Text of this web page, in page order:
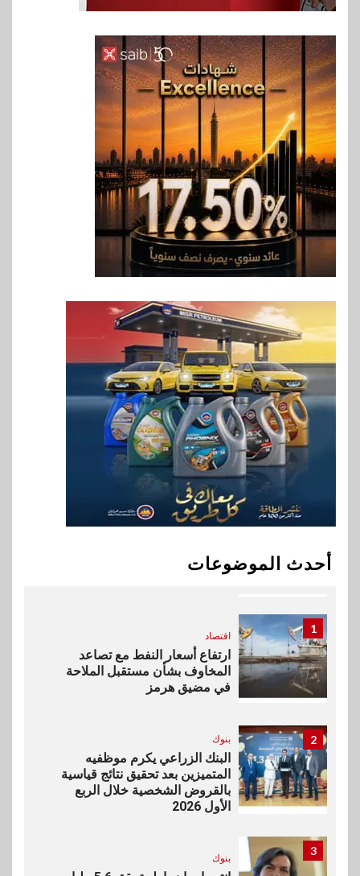
أحدث الموضوعات
6
بنوك
بنك QNB مصر يعزز جاهزية
المشروعات الصغيرة والمتوسطة
للنمو والتوسع
7 اخبار
فيكسد مصر و”حلول” تتشاركان
في تطوير أول منصة للسياحة
الصحية في مصر والشرق الأوسط
وأفريقيا Tour4Cure
8
سوق وصلة
هواوي: هاتف nova 15
Max بطارية ضخمة وتصميم متين
جهازًا مثاليًا للشباب
9 اقتصاد
إي اف چي فاينانس تستعرض
خطط نمو «بلد» لتعزيز حضورها
في سوق تحويلات المصريين
بالخارج
بيان توضيحي صادر عن شركة
ناتجاس
1
اقتصاد
ارتفاع أسعار النفط مع تصاعد
المخاوف بشأن مستقبل الملاحة
في مضيق هرمز
2 بنوك
البنك الزراعي يكرم موظفيه
المتميزين بعد تحقيق نتائج قياسية
بالقروض الشخصية خلال الربع
الأول 2026
3
بنوك